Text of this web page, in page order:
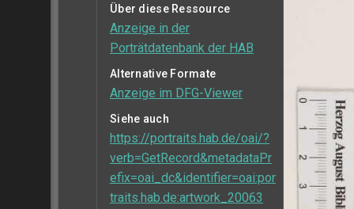
Über diese Ressource
Anzeige in der
Porträtdatenbank der HAB
Alternative Formate
Anzeige im DFG-Viewer
Siehe auch
https://portraits.hab.de/oai/?
verb=GetRecord&metadataPr
efix=oai_dc&identifier=oai:por
traits.hab.de:artwork_20063